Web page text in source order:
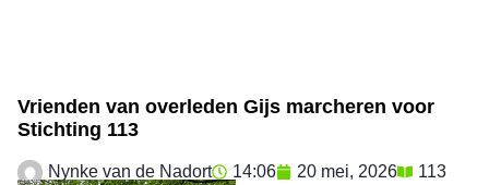
Vrienden van overleden Gijs marcheren voor
Stichting 113
Nynke van de Nadort 14:06 20 mei, 2026 113